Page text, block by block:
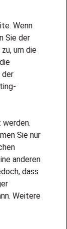
Wenn
Sie der
um die
der
werden.
Sie nur
anderen
dass
Weitere